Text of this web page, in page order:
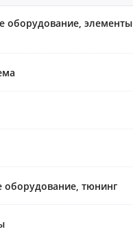
оборудование, элементы
оборудование, тюнинг